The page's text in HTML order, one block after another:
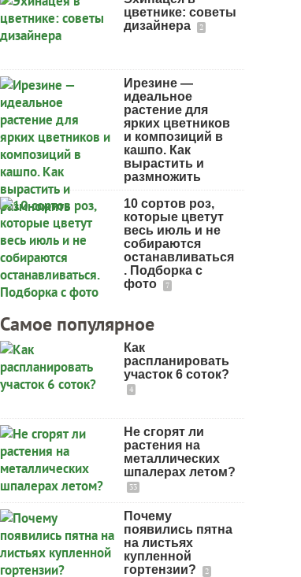
цветнике: советы
дизайнера
2
Ирезине —
идеальное
растение для
ярких цветников
и композиций в
кашпо. Как
вырастить и
размножить
10 сортов роз,
которые цветут
весь июль и не
собираются
останавливаться
. Подборка с
фото
7
Самое популярное
Как
распланировать
участок 6 соток?
4
Не сгорят ли
растения на
металлических
шпалерах летом?
33
Почему
появились пятна
на листьях
купленной
гортензии?
2